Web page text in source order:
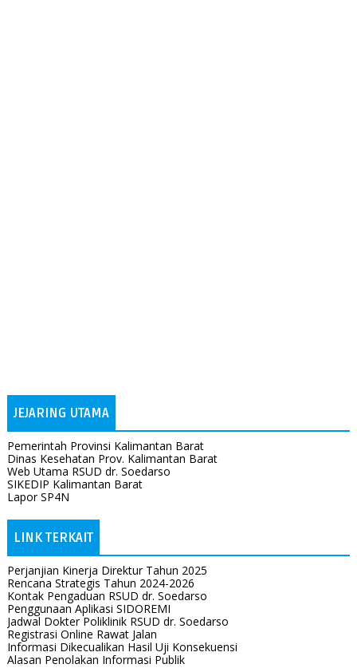
JEJARING UTAMA
Pemerintah Provinsi Kalimantan Barat
Dinas Kesehatan Prov. Kalimantan Barat
Web Utama RSUD dr. Soedarso
SIKEDIP Kalimantan Barat
Lapor SP4N
LINK TERKAIT
Perjanjian Kinerja Direktur Tahun 2025
Rencana Strategis Tahun 2024-2026
Kontak Pengaduan RSUD dr. Soedarso
Penggunaan Aplikasi SIDOREMI
Jadwal Dokter Poliklinik RSUD dr. Soedarso
Registrasi Online Rawat Jalan
Informasi Dikecualikan Hasil Uji Konsekuensi
Alasan Penolakan Informasi Publik